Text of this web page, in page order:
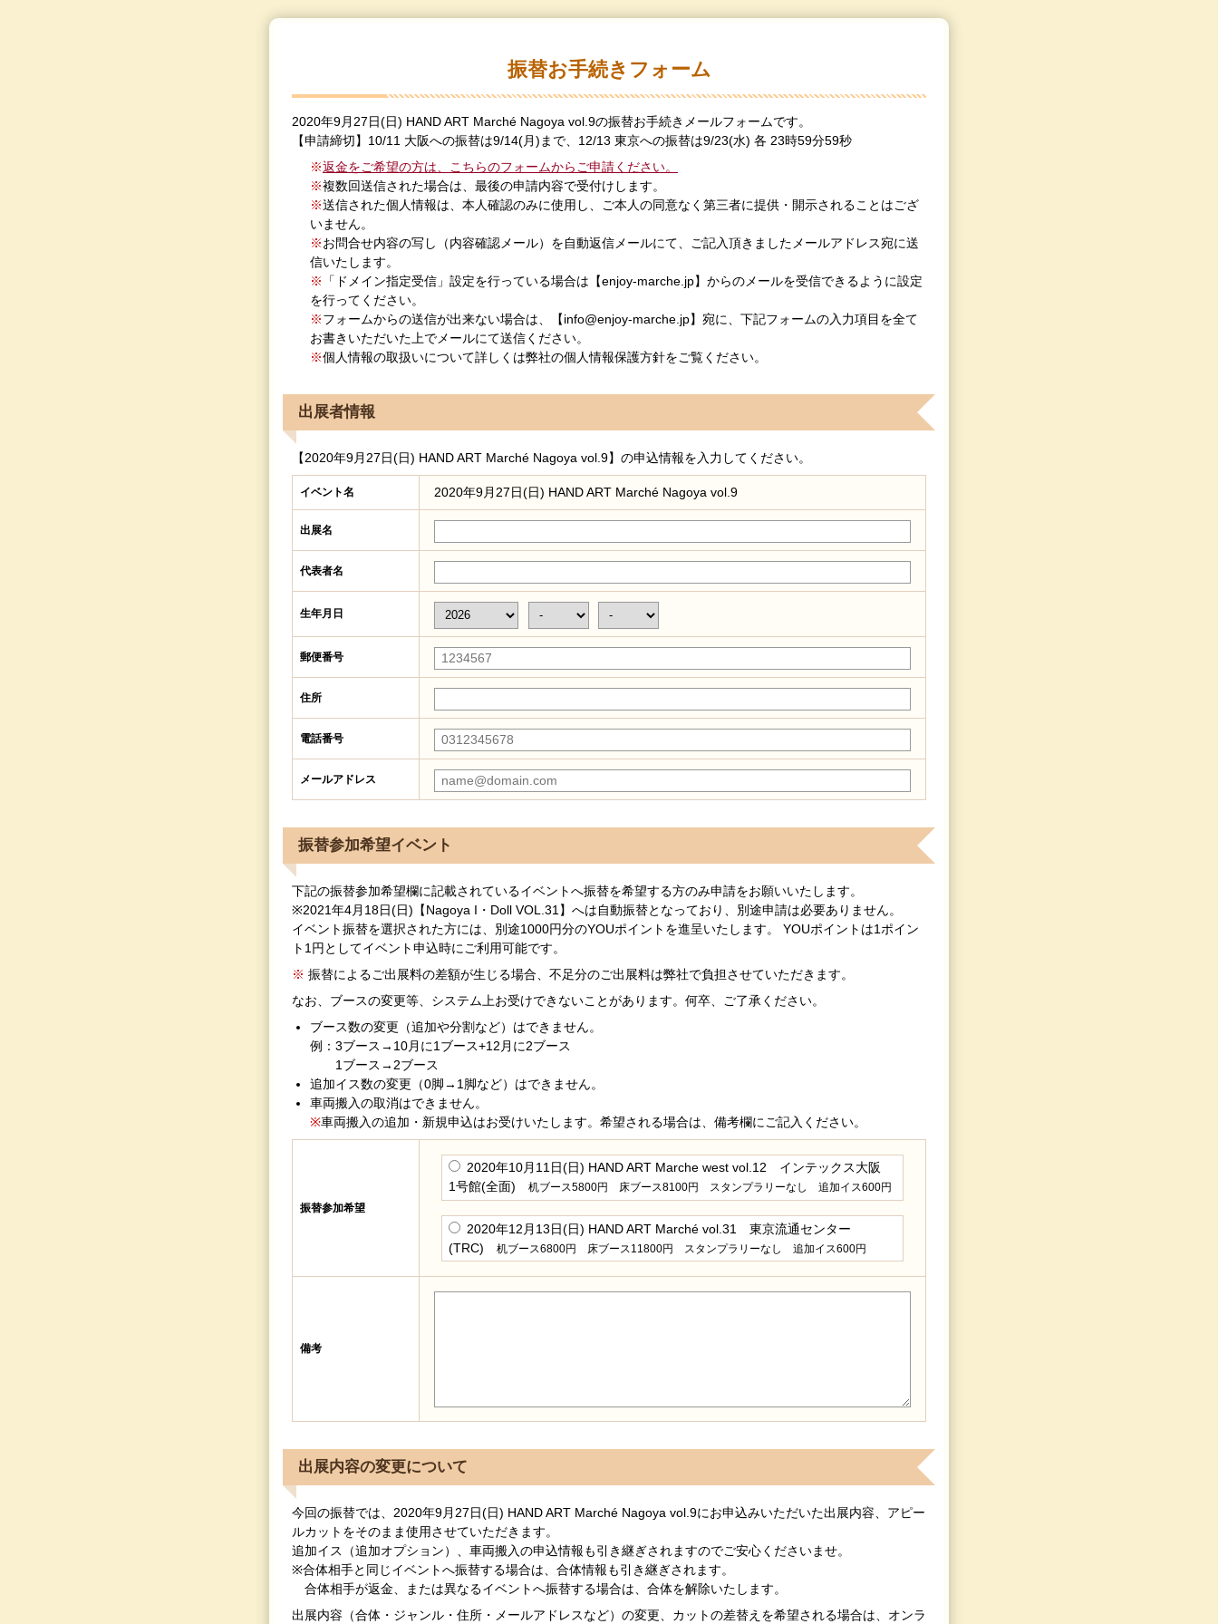
振替お手続きフォーム
2020年9月27日(日) HAND ART Marché Nagoya vol.9の振替お手続きメールフォームです。
【申請締切】10/11 大阪への振替は9/14(月)まで、12/13 東京への振替は9/23(水) 各 23時59分59秒
返金をご希望の方は、こちらのフォームからご申請ください。
複数回送信された場合は、最後の申請内容で受付けします。
送信された個人情報は、本人確認のみに使用し、ご本人の同意なく第三者に提供・開示されることはござ
いません。
お問合せ内容の写し（内容確認メール）を自動返信メールにて、ご記入頂きましたメールアドレス宛に送
信いたします。
「ドメイン指定受信」設定を行っている場合は【enjoy-marche.jp】からのメールを受信できるように設定
を行ってください。
フォームからの送信が出来ない場合は、【info@enjoy-marche.jp】宛に、下記フォームの入力項目を全て
お書きいただいた上でメールにて送信ください。
個人情報の取扱いについて詳しくは弊社の個人情報保護方針をご覧ください。
出展者情報
【2020年9月27日(日) HAND ART Marché Nagoya vol.9】の申込情報を入力してください。
イベント名 2020年9月27日(日) HAND ART Marché Nagoya vol.9
出展名
代表者名
生年月日
郵便番号
住所
電話番号
メールアドレス
振替参加希望イベント
下記の振替参加希望欄に記載されているイベントへ振替を希望する方のみ申請をお願いいたします。
※2021年4月18日(日)【Nagoya I・Doll VOL.31】へは自動振替となっており、別途申請は必要ありません。
イベント振替を選択された方には、別途1000円分のYOUポイントを進呈いたします。 YOUポイントは1ポイン
ト1円としてイベント申込時にご利用可能です。
振替によるご出展料の差額が生じる場合、不足分のご出展料は弊社で負担させていただきます。
なお、ブースの変更等、システム上お受けできないことがあります。何卒、ご了承ください。
ブース数の変更（追加や分割など）はできません。
例：3ブース→10月に1ブース+12月に2ブース
1ブース→2ブース
追加イス数の変更（0脚→1脚など）はできません。
車両搬入の取消はできません。
車両搬入の追加・新規申込はお受けいたします。希望される場合は、備考欄にご記入ください。
振替参加希望
2020年10月11日(日) HAND ART Marche west vol.12 インテックス大阪
1号館(全面)机ブース5800円 床ブース8100円 スタンプラリーなし 追加イス600円
2020年12月13日(日) HAND ART Marché vol.31 東京流通センター
(TRC)机ブース6800円 床ブース11800円 スタンプラリーなし 追加イス600円
備考
出展内容の変更について
今回の振替では、2020年9月27日(日) HAND ART Marché Nagoya vol.9にお申込みいただいた出展内容、アピー
ルカットをそのまま使用させていただきます。
追加イス（追加オプション）、車両搬入の申込情報も引き継ぎされますのでご安心くださいませ。
※合体相手と同じイベントへ振替する場合は、合体情報も引き継ぎされます。
合体相手が返金、または異なるイベントへ振替する場合は、合体を解除いたします。
出展内容（合体・ジャンル・住所・メールアドレスなど）の変更、カットの差替えを希望される場合は、オンラ